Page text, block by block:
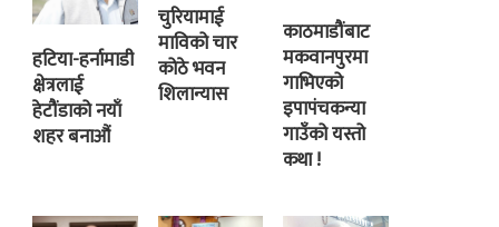
हटिया-हर्नामाडी
क्षेत्रलाई
हेटौंडाको नयाँ
शहर बनाऔं
चुरियामाई
माविको चार
कोठे भवन
शिलान्यास
काठमाडौंबाट
मकवानपुरमा
गाभिएको
इपापंचकन्या
गाउँको यस्तो
कथा !